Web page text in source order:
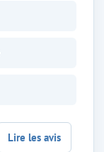
Lire les avis